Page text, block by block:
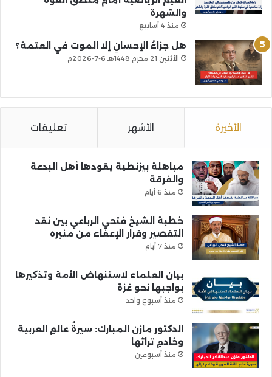
والشهرة
منذ 4 أسابيع
هل جزاءُ الإحسانِ إلا الموت في العتمة؟
الأثنين 21 محرم 1448هـ 6-7-2026م
الأخيرة الأشهر تعليقات
مباهلة بيزنطية يقودها أهل البدعة
والفرقة
منذ 6 أيام
خطبة الشيخ فتحي الرباعي بين نقد
التقصير وقرار الإعفاء من منبره
منذ 7 أيام
بيان العلماء لاستنهاض الأمة وتذكيرها
بواجبها نحو غزة
منذ أسبوع واحد
الدكتور مازن المبارك: سيرةُ عالمِ العربية
وخادمِ تراثها
منذ أسبوعين